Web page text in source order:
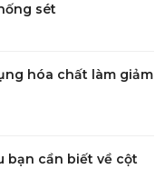
sét
hóa chất làm giảm
bạn cần biết về cột